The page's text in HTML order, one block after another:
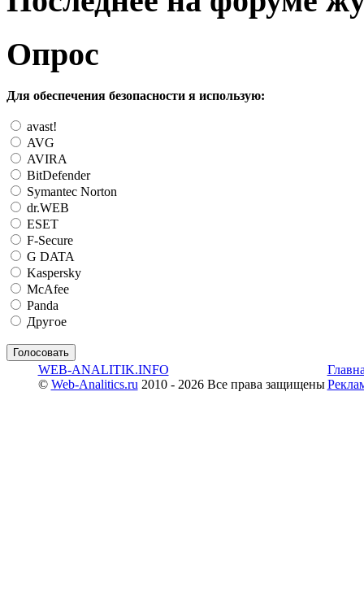
Опрос
Для обеспечения безопасности я использую:
avast!
AVG
AVIRA
BitDefender
Symantec Norton
dr.WEB
ESET
F-Secure
G DATA
Kaspersky
McAfee
Panda
Другое
WEB-ANALITIK.INFO
© Web-Analitics.ru 2010 - 2026 Все права защищены